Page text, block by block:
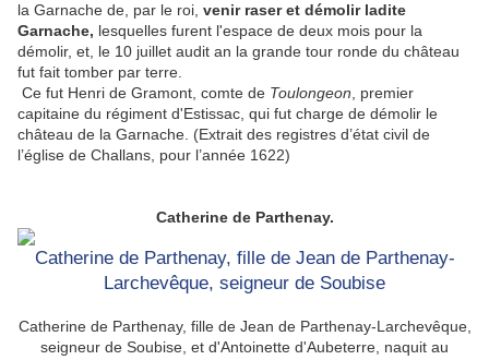
la Garnache de, par le roi, venir raser et démolir ladite
Garnache, lesquelles furent l'espace de deux mois pour la
démolir, et, le 10 juillet audit an la grande tour ronde du château
fut fait tomber par terre.
Ce fut Henri de Gramont, comte de Toulongeon , premier
capitaine du régiment d'Estissac, qui fut charge de démolir le
château de la Garnache. (Extrait des registres d’état civil de
l’église de Challans, pour l’année 1622)
Catherine de Parthenay.
Catherine de Parthenay, fille de Jean de Parthenay-
Larchevêque, seigneur de Soubise
Catherine de Parthenay, fille de Jean de Parthenay-Larchevêque,
seigneur de Soubise, et d'Antoinette d'Aubeterre, naquit au